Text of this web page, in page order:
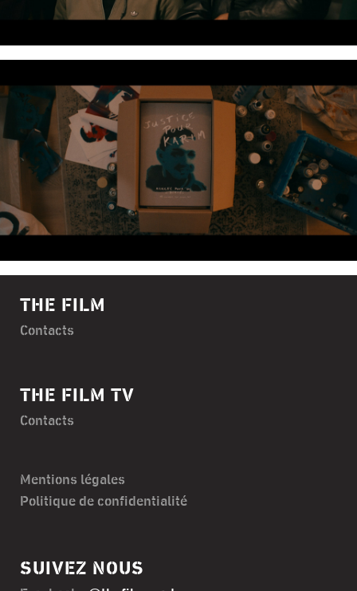
THE FILM
Contacts
THE FILM TV
Contacts
Mentions légales
Politique de confidentialité
SUIVEZ NOUS